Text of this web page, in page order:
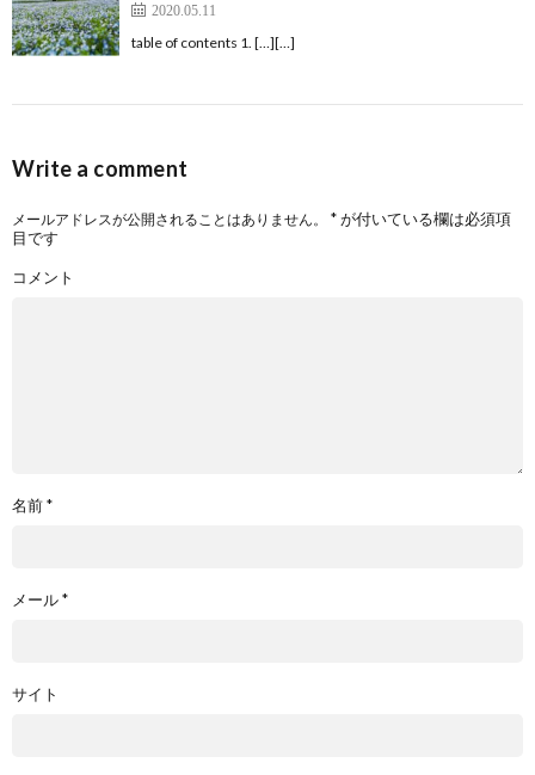
2020.05.11
table of contents 1. […][…]
Write a comment
メールアドレスが公開されることはありません。 *が付いている欄は必須項
目です
コメント
名前*
メール*
サイト